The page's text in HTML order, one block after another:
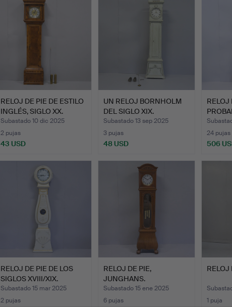
RELOJ DE PIE DE ESTILO
INGLÉS, SIGLO XX.
Subastado 10 dic 2025
2 pujas
43 USD
UN RELOJ BORNHOLM
DEL SIGLO XIX.
Subastado 13 sep 2025
3 pujas
48 USD
RELOJ
24 pujas
506
RELOJ DE PIE DE LOS
SIGLOS XVIII/XIX.
Subastado 15 mar 2025
2 pujas
RELOJ DE PIE,
JUNGHANS.
Subastado 15 ene 2025
6 pujas
RELOJ
1 puja